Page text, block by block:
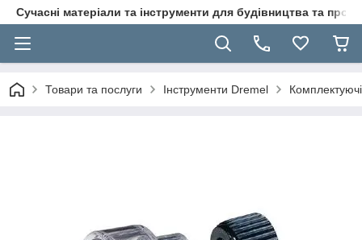
Сучасні матеріали та інструменти для будівництва та
Товари та послуги Інструменти Dremel